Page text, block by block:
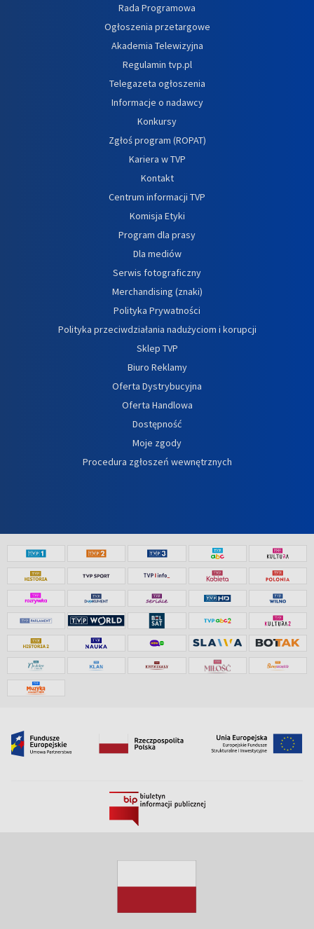
Rada Programowa
Ogłoszenia przetargowe
Akademia Telewizyjna
Regulamin tvp.pl
Telegazeta ogłoszenia
Informacje o nadawcy
Konkursy
Zgłoś program (ROPAT)
Kariera w TVP
Kontakt
Centrum informacji TVP
Komisja Etyki
Program dla prasy
Dla mediów
Serwis fotograficzny
Merchandising (znaki)
Polityka Prywatności
Polityka przeciwdziałania nadużyciom i korupcji
Sklep TVP
Biuro Reklamy
Oferta Dystrybucyjna
Oferta Handlowa
Dostępność
Moje zgody
Procedura zgłoszeń wewnętrznych